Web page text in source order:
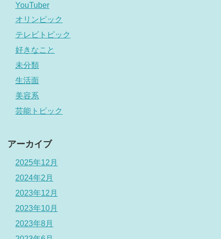
YouTuber
オリンピック
テレビトピック
好きなこと
未分類
生活面
美容系
芸能トピック
アーカイブ
2025年12月
2024年2月
2023年12月
2023年10月
2023年8月